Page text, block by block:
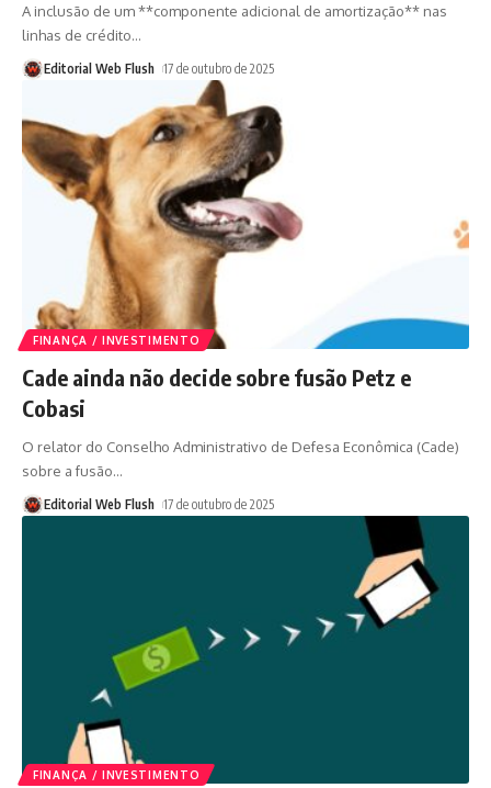
A inclusão de um **componente adicional de amortização** nas
linhas de crédito…
Editorial Web Flush 17 de outubro de 2025
FINANÇA / INVESTIMENTO
Cade ainda não decide sobre fusão Petz e
Cobasi
O relator do Conselho Administrativo de Defesa Econômica (Cade)
sobre a fusão…
Editorial Web Flush 17 de outubro de 2025
FINANÇA / INVESTIMENTO